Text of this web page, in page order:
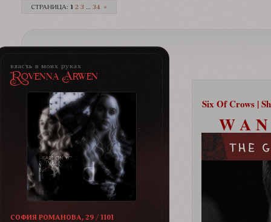
СТРАНИЦА: 1 2 3 34 »
власть в моих руках
Rovenna Arwen
СОФИЯ РОМАНОВА, 29 / 1101
Six Of Crows |
W A